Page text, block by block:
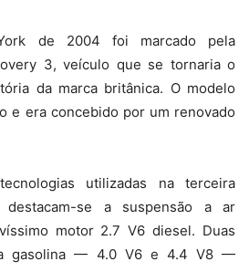
de 2004 foi marcado pela
3, veículo que se tornaria o
da marca britânica. O modelo
e era concebido por um renovado
utilizadas na terceira
destacam-se a suspensão a ar
motor 2.7 V6 diesel. Duas
gasolina — 4.0 V6 e 4.4 V8 —